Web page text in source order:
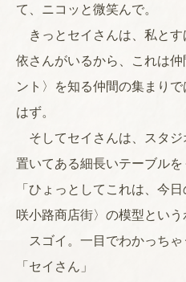
て、ニコッと微笑んで。
きっとセイさんは、私と
依さんがいるから、これは
ント〉を知る仲間の集まり
はず。
そしてセイさんは、スタジ
置いてある細長いテーブルを
「ひょっとしてこれは、今
咲小路商店街〉の模型という
スゴイ。一目でわかっちゃ
「セイさん」